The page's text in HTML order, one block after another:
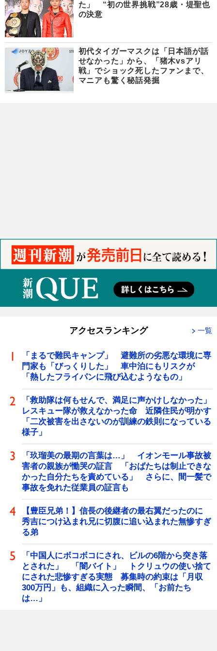
た」 “初の世界挑戦”28歳・堤聖也
の決意
初代タイガーマスクは「日本語が話
せなかった」から、「猪木vsアリ
戦」でショック死したファンまで、
マニアも驚く秘話発掘
アクセスランキング 一覧
「まるで難民キャンプ」 避難所の劣悪な環境に専
門家も「びっくりした」 車中泊にもリスクが
「熱したフライパンに飛び込むようなもの」
「救助隊は何もせんで、満足に声かけしなかった」
レスキュー隊が救えなかった命 近隣住民が明かす
「二次被害を出さないのが訓練の鉄則になっている
様子」
「玖瑠美の最期の言葉は…」 イオンモール事故被
害者の親族が慟哭の証言 「おばたちは制止できな
かった自分たちを責めている」 さらに、間一髪で
事故を免れた従業員の証言も
【豊臣兄弟！】信長の後継者の最右翼だったのに
秀吉につけ込まれ兄に切腹に追い込まれた無惨すぎ
る弟
「中国人にボコボコにされ、ビルの6階から突き落
とされた」 「闇バイト」 トクリュウの使い捨て
にされた悲惨すぎる実態 募集時の約束は「月収
300万円」も、組織に入った瞬間、「お前たち
は…」